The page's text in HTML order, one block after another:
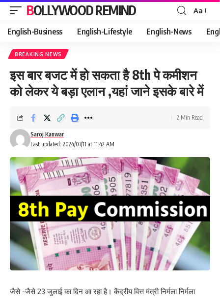
BOLLYWOOD REMIND
Font
Resizer
Aa
English-Business English-Lifestyle English-News
BREAKING NEWS
इस बार बजट में हो सकता है 8th पे कमीशन
को लेकर ये बड़ा एलान ,यहां जाने इसके बारे में
Last updated: 2024/07/11 at 11:42 AM
Saroj Kanwar
2 Min Read
जैसे -जैसे 23 जुलाई का दिन आ रहा है। केंद्रीय वित्त मंत्री निर्मला निर्मला